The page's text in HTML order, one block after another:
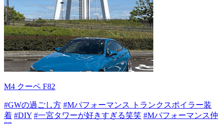
M4 クーペ F82
#GWの過ごし方 #Mパフォーマンス トランクスポイラー装
着 #DIY #一宮タワーが好きすぎる笑笑 #Mパフォーマンス仲